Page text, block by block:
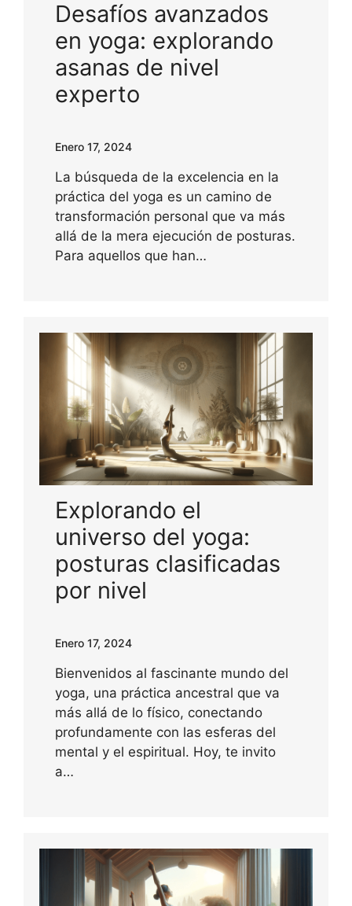
Desafíos avanzados
en yoga: explorando
asanas de nivel
experto
Enero 17, 2024
La búsqueda de la excelencia en la
práctica del yoga es un camino de
transformación personal que va más
allá de la mera ejecución de posturas.
Para aquellos que han…
Explorando el
universo del yoga:
posturas clasificadas
por nivel
Enero 17, 2024
Bienvenidos al fascinante mundo del
yoga, una práctica ancestral que va
más allá de lo físico, conectando
profundamente con las esferas del
mental y el espiritual. Hoy, te invito
a…